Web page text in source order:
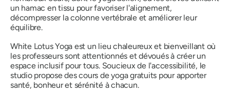
un hamac en tissu pour favoriser l'alignement,
décompresser la colonne vertébrale et améliorer leur
équilibre.
White Lotus Yoga est un lieu chaleureux et bienveillant où
les professeurs sont attentionnés et dévoués à créer un
espace inclusif pour tous. Soucieux de l'accessibilité, le
studio propose des cours de yoga gratuits pour apporter
santé, bonheur et sérénité à chacun.